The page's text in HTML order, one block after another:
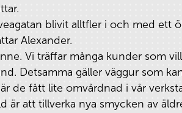
blivit alltfler i och med ett
Alexander.
Vi träffar många kunder som
Detsamma gäller väggur som
de fått lite omvårdnad i vår
är att tillverka nya smycken av